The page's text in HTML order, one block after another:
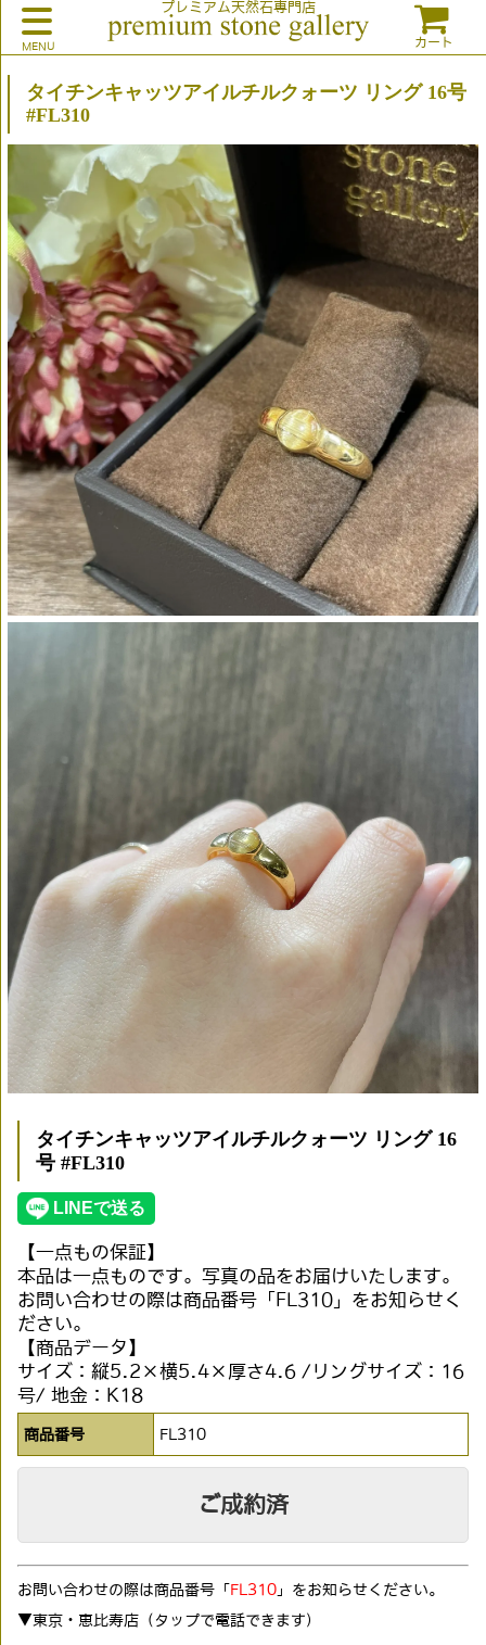
プレミアム天然石専門店
カート
タイチンキャッツアイルチルクォーツ リング 16号
#FL310
タイチンキャッツアイルチルクォーツ リング 16
号 #FL310
【一点もの保証】
本品は一点ものです。写真の品をお届けいたします。
お問い合わせの際は商品番号「FL310」をお知らせく
ださい。
【商品データ】
サイズ：縦5.2×横5.4×厚さ4.6 /リングサイズ：16
号/ 地金：K18
商品番号 FL310
ご成約済
お問い合わせの際は商品番号「 FL310」をお知らせください。
▼東京・恵比寿店（タップで電話できます)